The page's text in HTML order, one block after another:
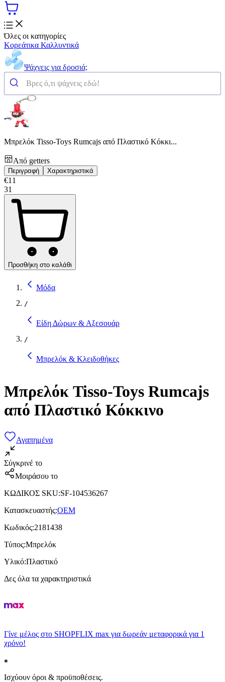
Όλες οι κατηγορίες
Κορεάτικα Καλλυντικά
Ψάχνεις για δροσιά;
Μπρελόκ Tisso-Toys Rumcajs από Πλαστικό Κόκκι...
Από getters
Περιγραφή Χαρακτηριστικά
€11
31
Προσθήκη στο καλάθι
Μόδα
/
Είδη Δώρων & Αξεσουάρ
/
Μπρελόκ & Κλειδοθήκες
Μπρελόκ Tisso-Toys Rumcajs
από Πλαστικό Κόκκινο
Αγαπημένα
Σύγκρινέ το
Μοιράσου το
ΚΩΔΙΚΟΣ SKU:SF-104536267
Κατασκευαστής:OEM
Κωδικός:2181438
Τύπος:Μπρελόκ
Υλικό:Πλαστικό
Δες όλα τα χαρακτηριστικά
Γίνε μέλος στο SHOPFLIX max για δωρεάν μεταφορικά για 1
χρόνο!
Ισχύουν όροι & προϋποθέσεις.